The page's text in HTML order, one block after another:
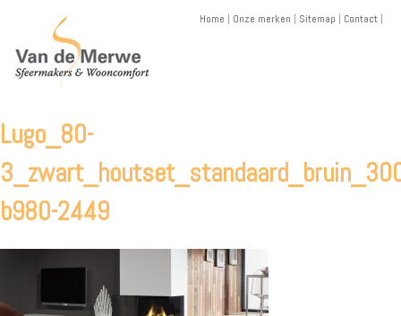
content
Home | Onze merken | Sitemap | Contact |
Lugo_80-
b980-2449